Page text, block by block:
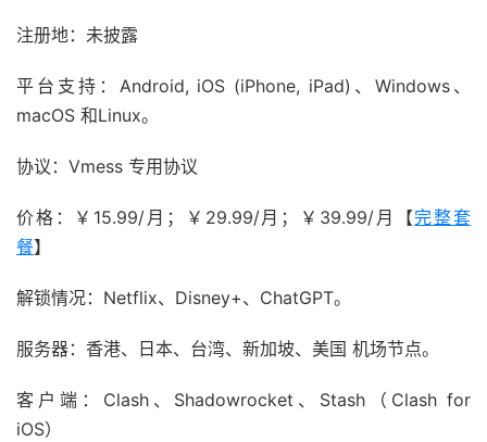
注册地：未披露
平台支持：Android, iOS (iPhone, iPad)、Windows、
macOS 和Linux。
协议：Vmess 专用协议
价格：￥15.99/月；￥29.99/月；￥39.99/月【完整套
餐】
解锁情况：Netflix、Disney+、ChatGPT。
服务器：香港、日本、台湾、新加坡、美国 机场节点。
客户端：Clash、Shadowrocket、Stash（Clash for
iOS）